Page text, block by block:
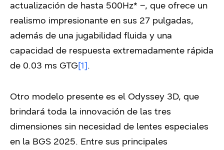
actualización de hasta 500Hz* –, que ofrece un
realismo impresionante en sus 27 pulgadas,
además de una jugabilidad fluida y una
capacidad de respuesta extremadamente rápida
de 0.03 ms GTG[1].
Otro modelo presente es el Odyssey 3D, que
brindará toda la innovación de las tres
dimensiones sin necesidad de lentes especiales
en la BGS 2025. Entre sus principales